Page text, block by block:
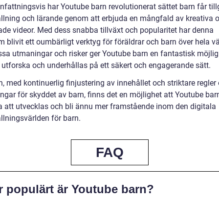
har Youtube barn revolutionerat sättet barn får
och lärande genom att erbjuda en mångfald av kreativa
videor. Med dess snabba tillväxt och popularitet har denna
blivit ett oumbärligt verktyg för föräldrar och barn över hela
utmaningar och risker ger Youtube barn en fantastisk
och underhållas på ett säkert och engagerande sätt.
med kontinuerlig finjustering av innehållet och striktare regler
för skyddet av barn, finns det en möjlighet att Youtube
att utvecklas och bli ännu mer framstående inom den digitala
för barn.
FAQ
populärt är Youtube barn?